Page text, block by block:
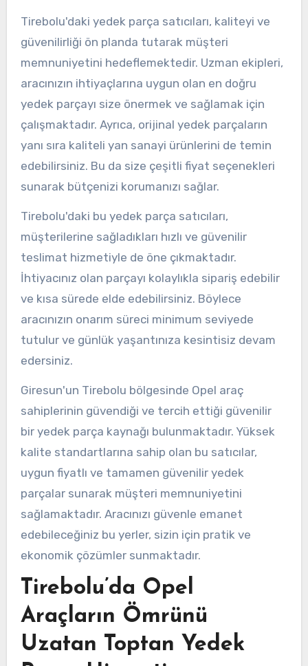
Tirebolu'daki yedek parça satıcıları, kaliteyi ve
güvenilirliği ön planda tutarak müşteri
memnuniyetini hedeflemektedir. Uzman ekipleri,
aracınızın ihtiyaçlarına uygun olan en doğru
yedek parçayı size önermek ve sağlamak için
çalışmaktadır. Ayrıca, orijinal yedek parçaların
yanı sıra kaliteli yan sanayi ürünlerini de temin
edebilirsiniz. Bu da size çeşitli fiyat seçenekleri
sunarak bütçenizi korumanızı sağlar.
Tirebolu'daki bu yedek parça satıcıları,
müşterilerine sağladıkları hızlı ve güvenilir
teslimat hizmetiyle de öne çıkmaktadır.
İhtiyacınız olan parçayı kolaylıkla sipariş edebilir
ve kısa sürede elde edebilirsiniz. Böylece
aracınızın onarım süreci minimum seviyede
tutulur ve günlük yaşantınıza kesintisiz devam
edersiniz.
Giresun'un Tirebolu bölgesinde Opel araç
sahiplerinin güvendiği ve tercih ettiği güvenilir
bir yedek parça kaynağı bulunmaktadır. Yüksek
kalite standartlarına sahip olan bu satıcılar,
uygun fiyatlı ve tamamen güvenilir yedek
parçalar sunarak müşteri memnuniyetini
sağlamaktadır. Aracınızı güvenle emanet
edebileceğiniz bu yerler, sizin için pratik ve
ekonomik çözümler sunmaktadır.
Tirebolu’da Opel
Araçların Ömrünü
Uzatan Toptan Yedek